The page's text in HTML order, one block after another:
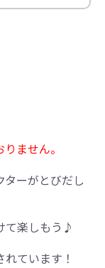
ません。
ターがとびだし
て楽しもう♪
ています！